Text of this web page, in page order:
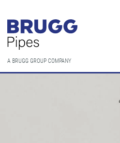
A BRUGG GROUP COMPANY